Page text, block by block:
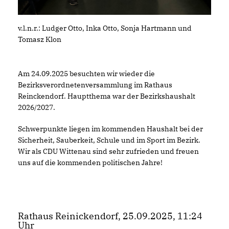
v.l.n.r.: Ludger Otto, Inka Otto, Sonja Hartmann und
Tomasz Klon
Am 24.09.2025 besuchten wir wieder die
Bezirksverordnetenversammlung im Rathaus
Reinckendorf. Hauptthema war der Bezirkshaushalt
2026/2027.
Schwerpunkte liegen im kommenden Haushalt bei der
Sicherheit, Sauberkeit, Schule und im Sport im Bezirk.
Wir als CDU Wittenau sind sehr zufrieden und freuen
uns auf die kommenden politischen Jahre!
Rathaus Reinickendorf, 25.09.2025, 11:24
Uhr